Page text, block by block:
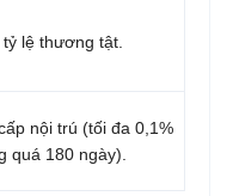
lệ thương tật.
nội trú (tối đa 0,1%
quá 180 ngày).